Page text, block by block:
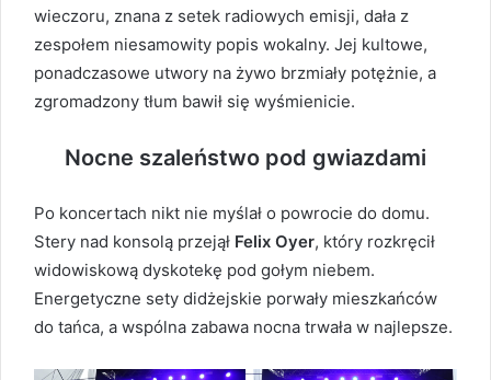
wieczoru, znana z setek radiowych emisji, dała z
zespołem niesamowity popis wokalny. Jej kultowe,
ponadczasowe utwory na żywo brzmiały potężnie, a
zgromadzony tłum bawił się wyśmienicie.
Nocne szaleństwo pod gwiazdami
Po koncertach nikt nie myślał o powrocie do domu.
Stery nad konsolą przejął Felix Oyer, który rozkręcił
widowiskową dyskotekę pod gołym niebem.
Energetyczne sety didżejskie porwały mieszkańców
do tańca, a wspólna zabawa nocna trwała w najlepsze.